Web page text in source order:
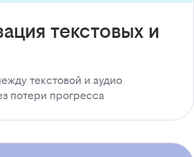
текстовых и
текстовой и аудио
потери прогресса